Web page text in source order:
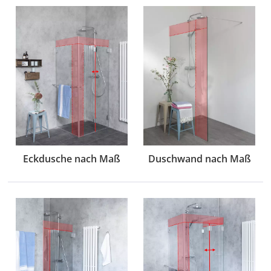
Eckdusche nach Maß Duschwand nach Maß